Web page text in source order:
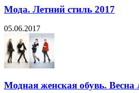
Мода. Летний стиль 2017
05.06.2017
Модная женская обувь. Весна